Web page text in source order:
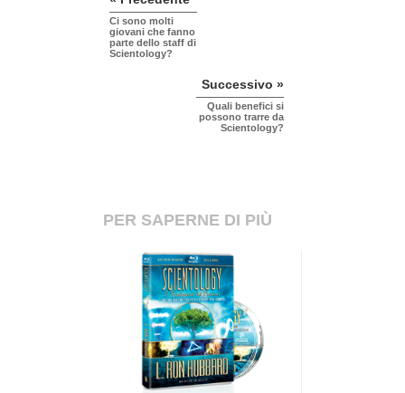
Ci sono molti
giovani che fanno
parte dello staff di
Scientology?
Successivo »
Quali benefici si
possono trarre da
Scientology?
PER SAPERNE DI PIÙ